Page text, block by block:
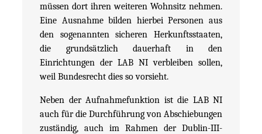
müssen dort ihren weiteren Wohnsitz nehmen.
Eine Ausnahme bilden hierbei Personen aus
den sogenannten sicheren Herkunftsstaaten,
die grundsätzlich dauerhaft in den
Einrichtungen der LAB NI verbleiben sollen,
weil Bundesrecht dies so vorsieht.
Neben der Aufnahmefunktion ist die LAB NI
auch für die Durchführung von Abschiebungen
zuständig, auch im Rahmen der Dublin-III-